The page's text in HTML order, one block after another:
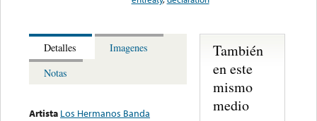
Detalles
Imagenes
Notas
Artista Los Hermanos Banda
También
en este
mismo
medio